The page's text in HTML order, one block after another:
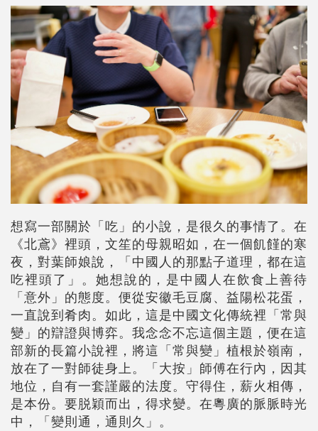
想寫一部關於「吃」的小說，是很久的事情了。在
《北鳶》裡頭，文笙的母親昭如，在一個飢饉的寒
夜，對葉師娘說，「中國人的那點子道理，都在這
吃裡頭了」。她想說的，是中國人在飲食上善待
「意外」的態度。便從安徽毛豆腐、益陽松花蛋，
一直說到肴肉。如此，這是中國文化傳統裡「常與
變」的辯證與博弈。我念念不忘這個主題，便在這
部新的長篇小說裡，將這「常與變」植根於嶺南，
放在了一對師徒身上。「大按」師傅在行內，因其
地位，自有一套謹嚴的法度。守得住，薪火相傳，
是本份。要脱穎而出，得求變。在粵廣的脈脈時光
中，「變則通，通則久」。